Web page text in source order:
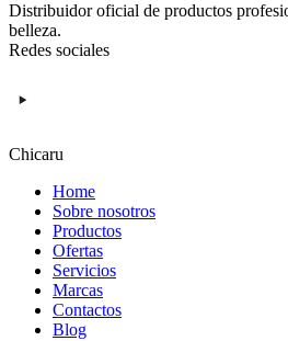
Distribuidor oficial de productos
belleza.
Redes sociales
Chicaru
Home
Sobre nosotros
Productos
Ofertas
Servicios
Marcas
Contactos
Blog